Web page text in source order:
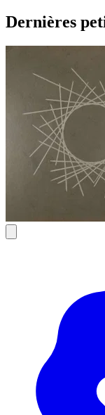
Dernières